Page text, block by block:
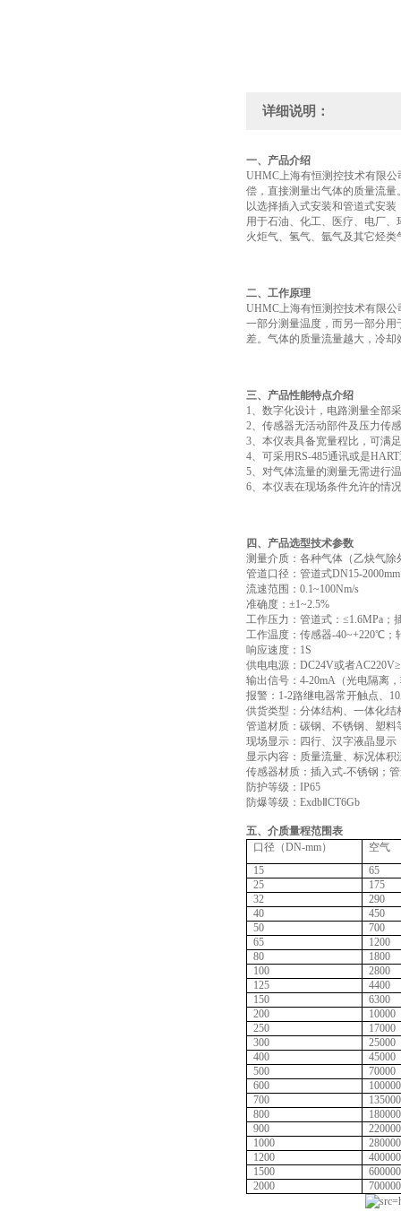
详细说明：
一、产品介绍
UHMC上海有恒测控技术有限
偿，直接测量出气体的质量流
以选择插入式安装和管道式安
用于石油、化工、医疗、电厂
火炬气、氢气、氩气及其它烃类
二、工作原理
UHMC上海有恒测控技术有限
一部分测量温度，而另一部分
差。气体的质量流量越大，冷
三、产品性能特点介绍
1、数字化设计，电路测量全部
2、传感器无活动部件及压力传
3、本仪表具备宽量程比，可满
4、可采用RS-485通讯或是
5、对气体流量的测量无需进行
6、本仪表在现场条件允许的情
四、产品选型技术参数
测量介质：各种气体（乙炔气除
管道口径：管道式DN15-
流速范围：0.1~100Nm/s
准确度：±1~2.5%
工作压力：管道式：≤1.6MPa；
工作温度：传感器-40~+220℃；
响应速度：1S
供电电源：DC24V或者
输出信号：4-20mA（光电隔离
报警：1-2路继电器常开触点、
供货类型：分体结构、一体化结
管道材质：碳钢、不锈钢、塑料
现场显示：四行、汉字液晶显示
显示内容：质量流量、标况体
传感器材质：插入式-不锈钢；
防护等级：IP65
防爆等级：ExdbⅡCT6Gb
五、介质量程范围表
口径（DN-mm）
空气
15
65
25
175
32
290
40
450
50
700
65
1200
80
1800
100
2800
125
4400
150
6300
200
10000
250
17000
300
25000
400
45000
500
70000
600
100000
700
135000
800
180000
900
220000
1000
280000
1200
400000
1500
600000
2000
700000